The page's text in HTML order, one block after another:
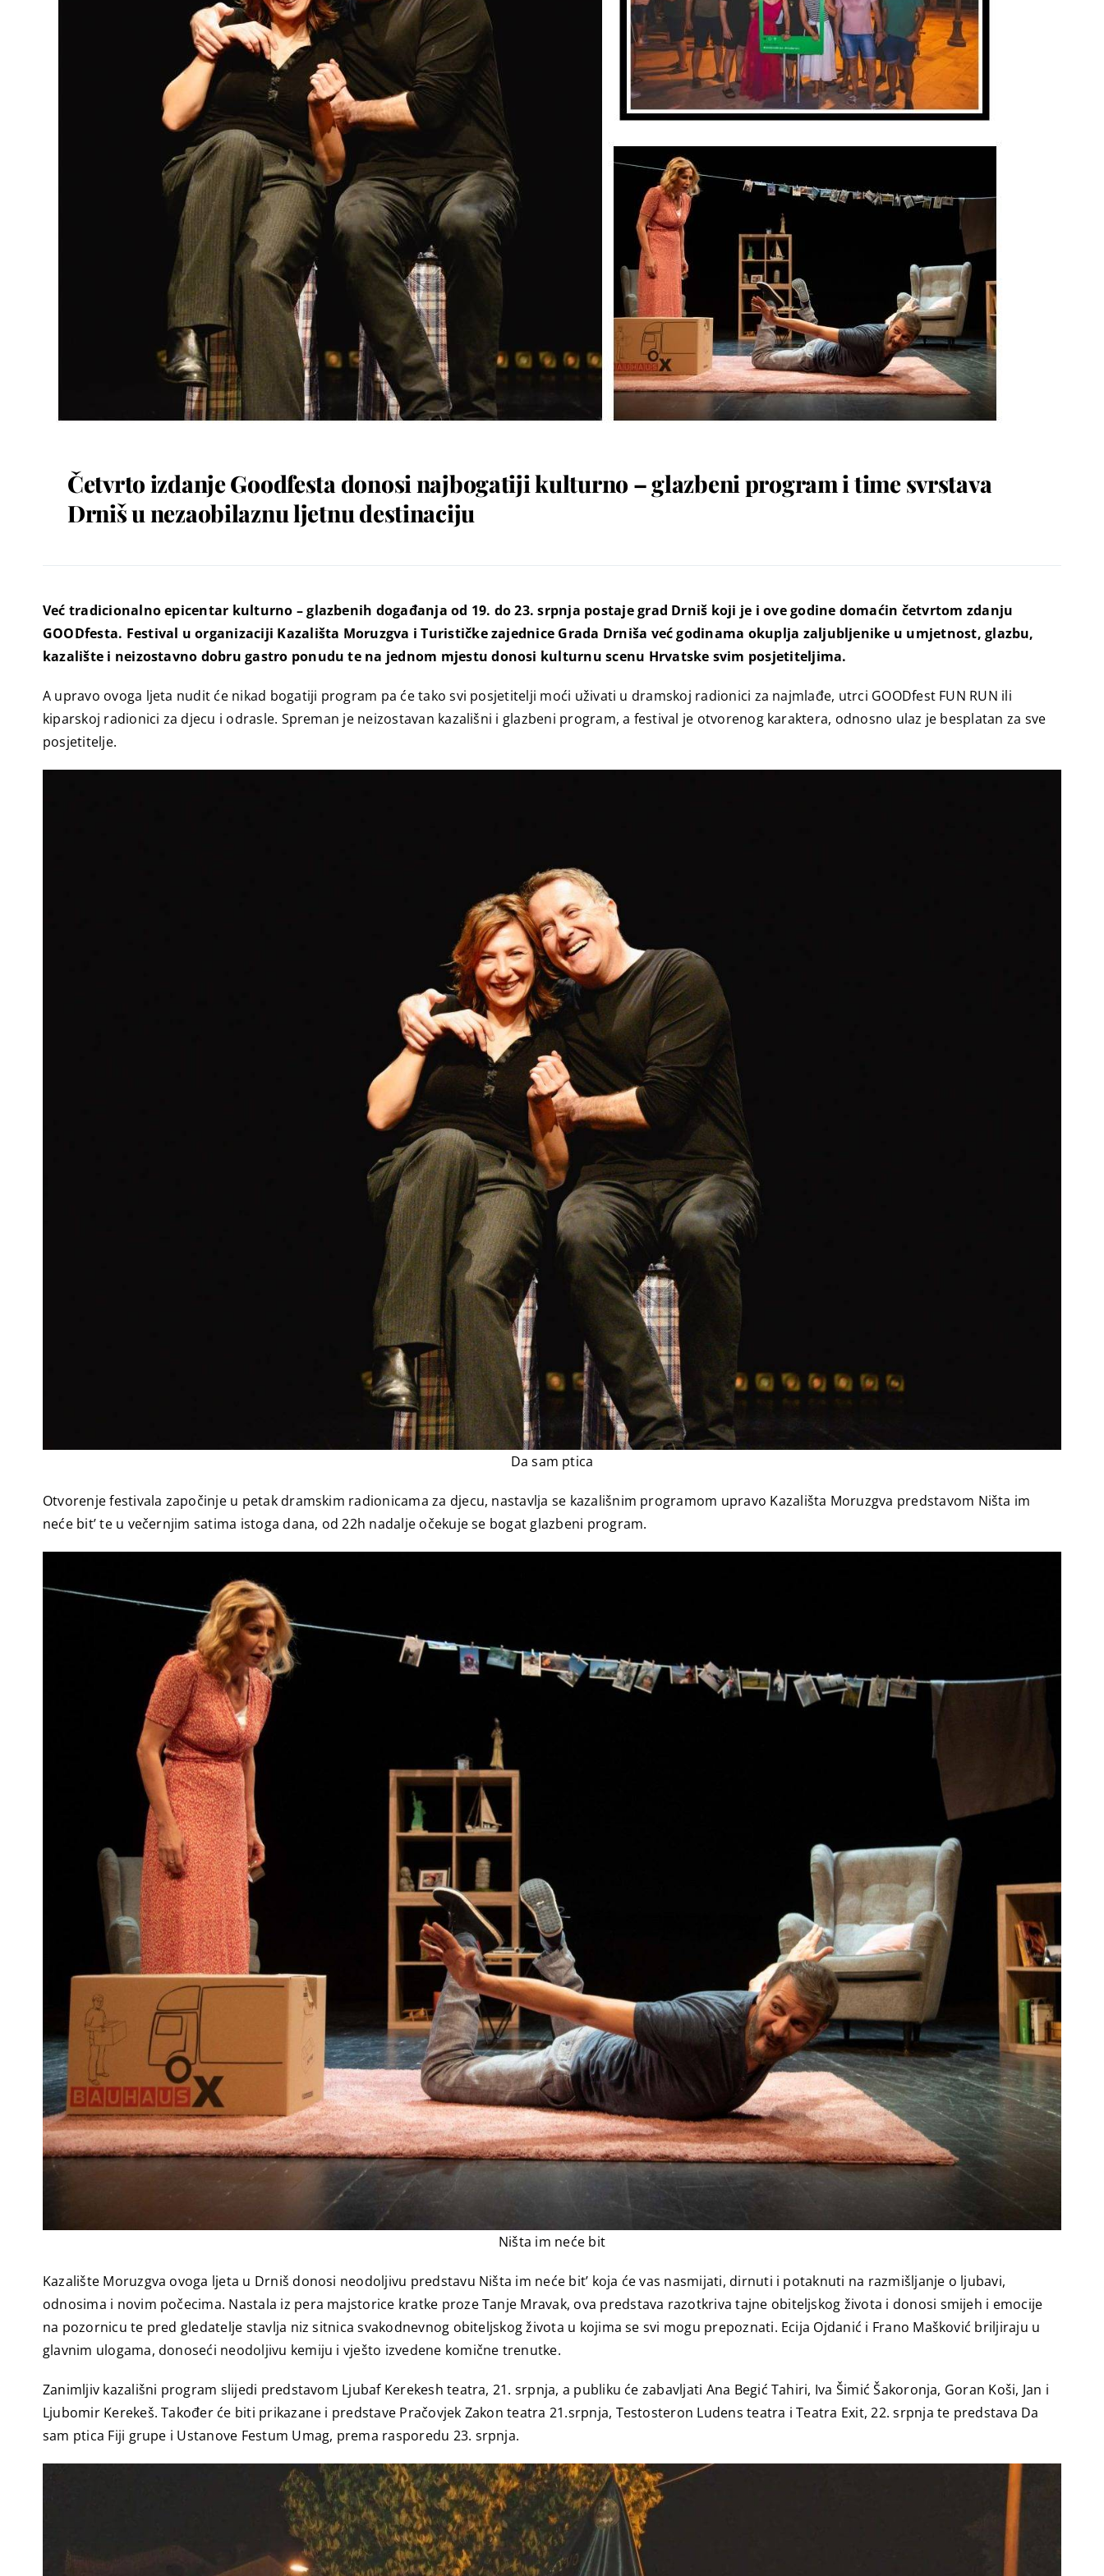
Četvrto izdanje Goodfesta donosi najbogatiji kulturno – glazbeni program i time svrstava
Drniš u nezaobilaznu ljetnu destinaciju
Već tradicionalno epicentar kulturno – glazbenih događanja od 19. do 23. srpnja postaje grad Drniš koji je i ove godine domaćin četvrtom zdanju
GOODfesta. Festival u organizaciji Kazališta Moruzgva i Turističke zajednice Grada Drniša već godinama okuplja zaljubljenike u umjetnost, glazbu,
kazalište i neizostavno dobru gastro ponudu te na jednom mjestu donosi kulturnu scenu Hrvatske svim posjetiteljima.
A upravo ovoga ljeta nudit će nikad bogatiji program pa će tako svi posjetitelji moći uživati u dramskoj radionici za najmlađe, utrci GOODfest FUN RUN ili
kiparskoj radionici za djecu i odrasle. Spreman je neizostavan kazališni i glazbeni program, a festival je otvorenog karaktera, odnosno ulaz je besplatan za sve
posjetitelje.
Da sam ptica
Otvorenje festivala započinje u petak dramskim radionicama za djecu, nastavlja se kazališnim programom upravo Kazališta Moruzgva predstavom Ništa im
neće bit’ te u večernjim satima istoga dana, od 22h nadalje očekuje se bogat glazbeni program.
Ništa im neće bit
Kazalište Moruzgva ovoga ljeta u Drniš donosi neodoljivu predstavu Ništa im neće bit’ koja će vas nasmijati, dirnuti i potaknuti na razmišljanje o ljubavi,
odnosima i novim počecima. Nastala iz pera majstorice kratke proze Tanje Mravak, ova predstava razotkriva tajne obiteljskog života i donosi smijeh i emocije
na pozornicu te pred gledatelje stavlja niz sitnica svakodnevnog obiteljskog života u kojima se svi mogu prepoznati. Ecija Ojdanić i Frano Mašković briljiraju u
glavnim ulogama, donoseći neodoljivu kemiju i vješto izvedene komične trenutke.
Zanimljiv kazališni program slijedi predstavom Ljubaf Kerekesh teatra, 21. srpnja, a publiku će zabavljati Ana Begić Tahiri, Iva Šimić Šakoronja, Goran Koši, Jan i
Ljubomir Kerekeš. Također će biti prikazane i predstave Pračovjek Zakon teatra 21.srpnja, Testosteron Ludens teatra i Teatra Exit, 22. srpnja te predstava Da
sam ptica Fiji grupe i Ustanove Festum Umag, prema rasporedu 23. srpnja.